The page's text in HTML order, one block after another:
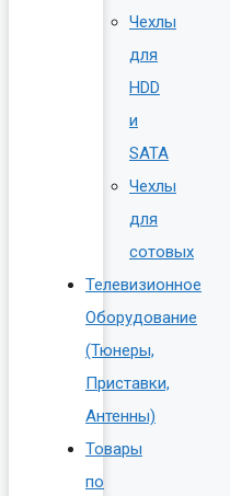
Чехлы
для
HDD
и
SATA
Чехлы
для
сотовых
Телевизионное
Оборудование
(Тюнеры,
Приставки,
Антенны)
Товары
по